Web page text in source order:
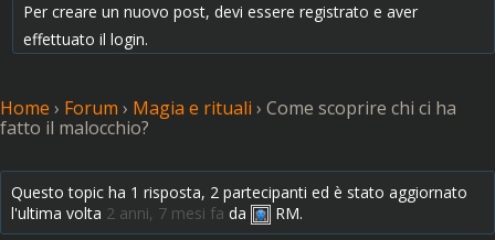
Per creare un nuovo post, devi essere registrato e aver
effettuato il login.
Home › Forum › Magia e rituali › Come scoprire chi ci ha
fatto il malocchio?
Questo topic ha 1 risposta, 2 partecipanti ed è stato aggiornato
l'ultima volta 2 anni, 7 mesi fa da RM.